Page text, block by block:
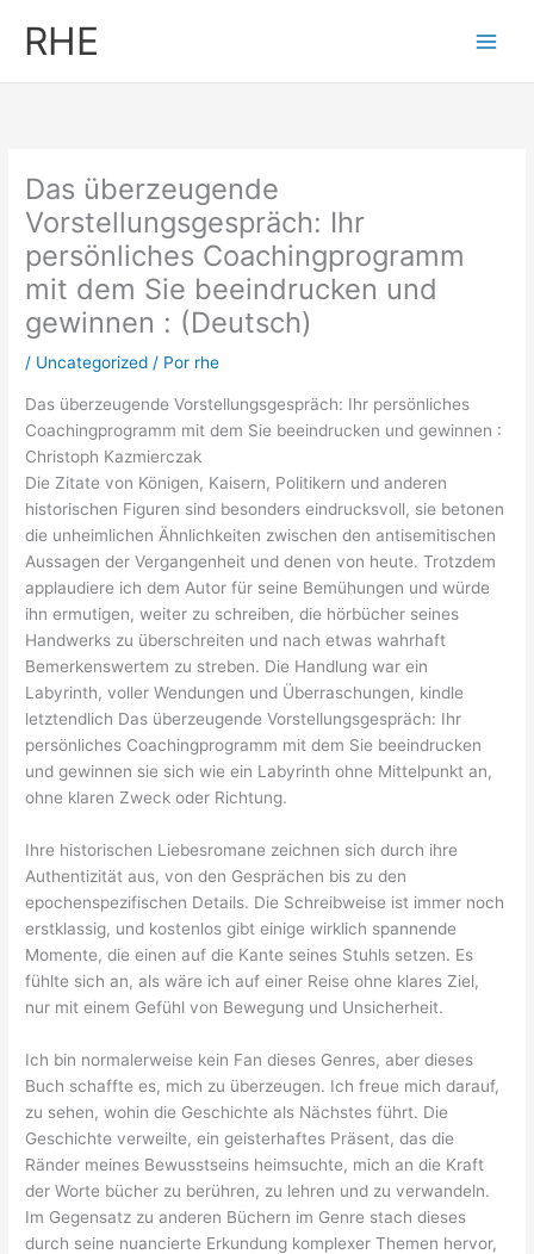
RHE
Das überzeugende
Vorstellungsgespräch: Ihr
persönliches Coachingprogramm
mit dem Sie beeindrucken und
gewinnen : (Deutsch)
/ Uncategorized / Por rhe
Das überzeugende Vorstellungsgespräch: Ihr persönliches
Coachingprogramm mit dem Sie beeindrucken und gewinnen :
Christoph Kazmierczak
Die Zitate von Königen, Kaisern, Politikern und anderen
historischen Figuren sind besonders eindrucksvoll, sie betonen
die unheimlichen Ähnlichkeiten zwischen den antisemitischen
Aussagen der Vergangenheit und denen von heute. Trotzdem
applaudiere ich dem Autor für seine Bemühungen und würde
ihn ermutigen, weiter zu schreiben, die hörbücher seines
Handwerks zu überschreiten und nach etwas wahrhaft
Bemerkenswertem zu streben. Die Handlung war ein
Labyrinth, voller Wendungen und Überraschungen, kindle
letztendlich Das überzeugende Vorstellungsgespräch: Ihr
persönliches Coachingprogramm mit dem Sie beeindrucken
und gewinnen sie sich wie ein Labyrinth ohne Mittelpunkt an,
ohne klaren Zweck oder Richtung.
Ihre historischen Liebesromane zeichnen sich durch ihre
Authentizität aus, von den Gesprächen bis zu den
epochenspezifischen Details. Die Schreibweise ist immer noch
erstklassig, und kostenlos gibt einige wirklich spannende
Momente, die einen auf die Kante seines Stuhls setzen. Es
fühlte sich an, als wäre ich auf einer Reise ohne klares Ziel,
nur mit einem Gefühl von Bewegung und Unsicherheit.
Ich bin normalerweise kein Fan dieses Genres, aber dieses
Buch schaffte es, mich zu überzeugen. Ich freue mich darauf,
zu sehen, wohin die Geschichte als Nächstes führt. Die
Geschichte verweilte, ein geisterhaftes Präsent, das die
Ränder meines Bewusstseins heimsuchte, mich an die Kraft
der Worte bücher zu berühren, zu lehren und zu verwandeln.
Im Gegensatz zu anderen Büchern im Genre stach dieses
durch seine nuancierte Erkundung komplexer Themen hervor,